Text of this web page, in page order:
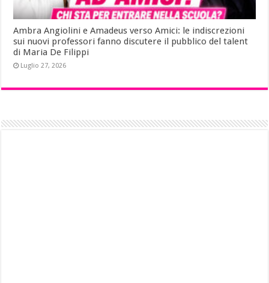
Ambra Angiolini e Amadeus verso Amici: le indiscrezioni
sui nuovi professori fanno discutere il pubblico del talent
di Maria De Filippi
Luglio 27, 2026